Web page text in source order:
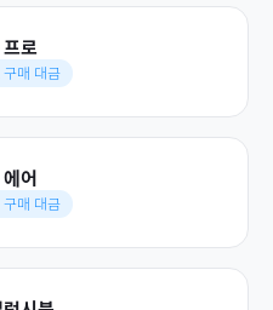
프로
구매 대금
어
구매 대금